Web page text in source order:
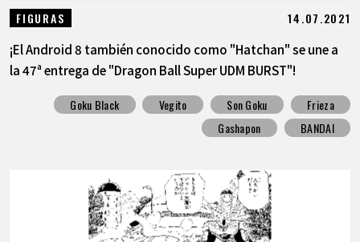
FIGURAS 14.07.2021
¡El Android 8 también conocido como "Hatchan" se une a
la 47ª entrega de "Dragon Ball Super UDM BURST"!
Goku Black Vegito Son Goku
Frieza
Gashapon
BANDAI